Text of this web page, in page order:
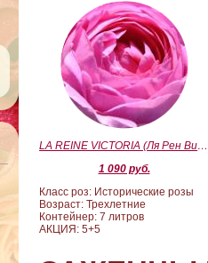
LA REINE VICTORIA (Ля Рен Виктория)
1 090 руб.
Класс роз: Исторические розы
Возраст: Трехлетние
Контейнер: 7 литров
АКЦИЯ: 5+5